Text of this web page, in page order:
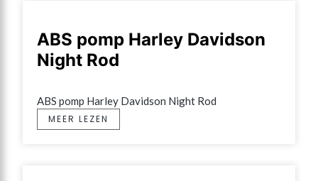
ABS pomp Harley Davidson
Night Rod
ABS pomp Harley Davidson Night Rod
MEER LEZEN